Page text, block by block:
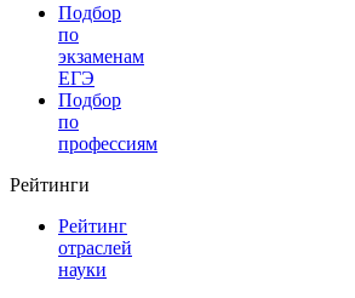
Подбор
по
экзаменам
ЕГЭ
Подбор
по
профессиям
Рейтинги
Рейтинг
отраслей
науки